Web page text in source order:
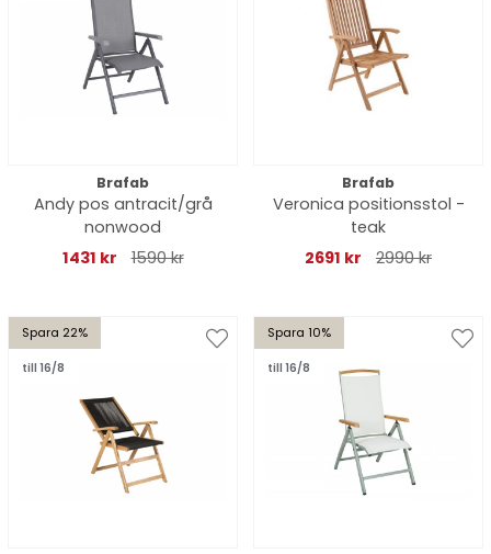
Brafab
Andy pos antracit/grå
nonwood
1431 kr
1590 kr
Brafab
Veronica positionsstol -
teak
2691 kr
2990 kr
Spara 22%
till 16/8
Spara 10%
till 16/8